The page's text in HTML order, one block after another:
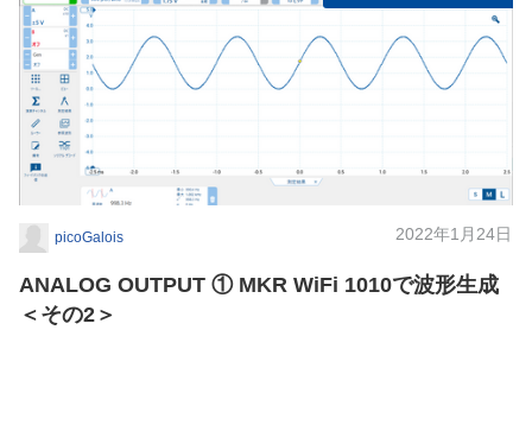
picoGalois 2022年1月24日
ANALOG OUTPUT ① MKR WiFi 1010で波形生成
＜その2＞